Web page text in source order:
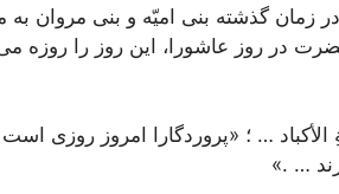
گذشته بنی امیّه و بنی مروان به
در روز عاشورا، این روز را روزه می
الأکباد … ؛ «پروردگارا امروز روزی
… .»